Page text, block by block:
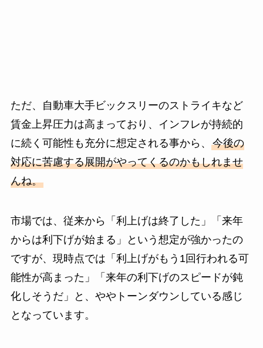
ただ、自動車大手ビックスリーのストライキなど
賃金上昇圧力は高まっており、インフレが持続的
に続く可能性も充分に想定される事から、 今後の
対応に苦慮する展開がやってくるのかもしれませ
んね。
市場では、従来から「利上げは終了した」「来年
からは利下げが始まる」という想定が強かったの
ですが、現時点では「利上げがもう1回行われる可
能性が高まった」「来年の利下げのスピードが鈍
化しそうだ」と、ややトーンダウンしている感じ
となっています。